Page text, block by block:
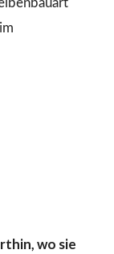
wo sie